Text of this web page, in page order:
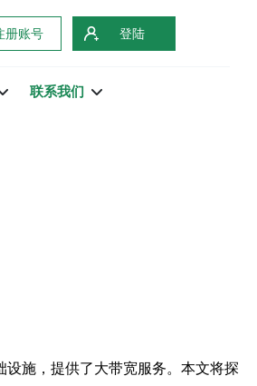
册账号 登陆
联系我们
施，提供了大带宽服务。本文将探